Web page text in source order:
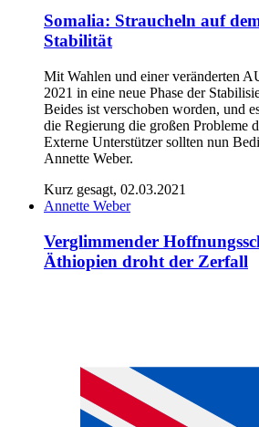
Somalia: Straucheln auf
Stabilität
Mit Wahlen und einer veränderten
2021 in eine neue Phase der
Beides ist verschoben worden, und
die Regierung die großen Probleme
Externe Unterstützer sollten nun
Annette Weber.
Kurz gesagt, 02.03.2021
Annette Weber
Verglimmender
Äthiopien droht der Zerfall